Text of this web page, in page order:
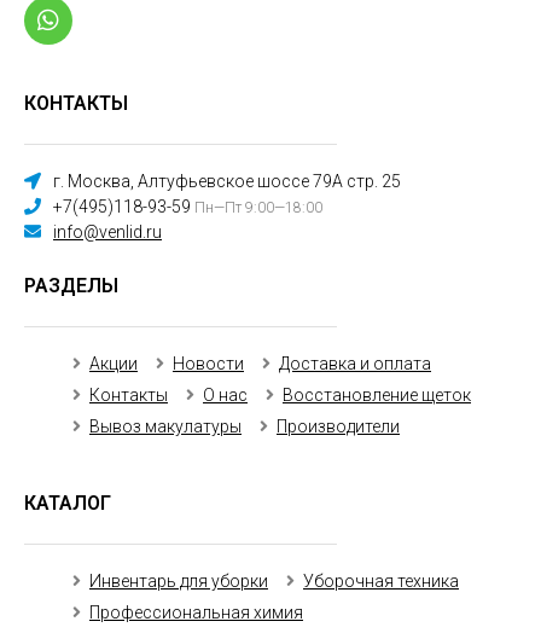
КОНТАКТЫ
г. Москва, Алтуфьевское шоссе 79А стр. 25
+7(495)118-93-59 Пн—Пт 9:00—18:00
info@venlid.ru
РАЗДЕЛЫ
Акции Новости
Доставка и оплата
Контакты
О нас
Восстановление щеток
Вывоз макулатуры
Производители
КАТАЛОГ
Инвентарь для уборки
Уборочная техника
Профессиональная химия